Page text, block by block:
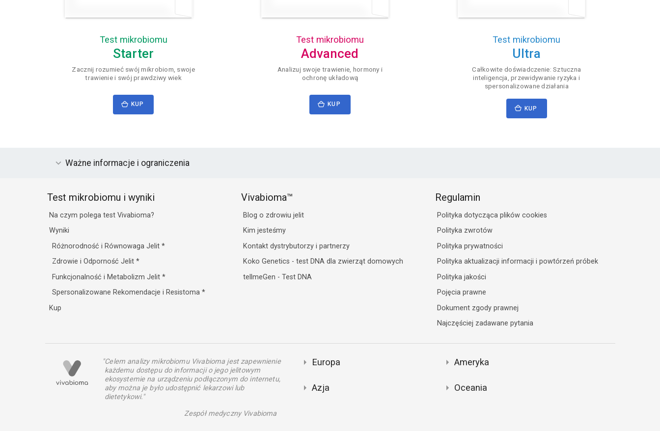
Test mikrobiomu
Starter
Zacznij rozumieć swój mikrobiom, swoje
trawienie i swój prawdziwy wiek
KUP
Test mikrobiomu
Advanced
Analizuj swoje trawienie, hormony i
ochronę układową
KUP
Test mikrobiomu
Ultra
Całkowite doświadczenie: Sztuczna
inteligencja, przewidywanie ryzyka i
spersonalizowane działania
KUP
Ważne informacje i ograniczenia
Test mikrobiomu i wyniki
Na czym polega test Vivabioma?
Wyniki
Różnorodność i Równowaga Jelit *
Zdrowie i Odporność Jelit *
Funkcjonalność i Metabolizm Jelit *
Spersonalizowane Rekomendacje i Resistoma *
Kup
Vivabioma™
Blog o zdrowiu jelit
Kim jesteśmy
Kontakt dystrybutorzy i partnerzy
Koko Genetics - test DNA dla zwierząt domowych
tellmeGen - Test DNA
Regulamin
Polityka dotycząca plików cookies
Polityka zwrotów
Polityka prywatności
Polityka aktualizacji informacji i powtórzeń próbek
Polityka jakości
Pojęcia prawne
Dokument zgody prawnej
Najczęściej zadawane pytania
"Celem analizy mikrobiomu Vivabioma jest zapewnienie
każdemu dostępu do informacji o jego jelitowym
ekosystemie na urządzeniu podłączonym do internetu,
aby można je było udostępnić lekarzowi lub
dietetykowi."
Zespół medyczny Vivabioma
Europa
Azja
Ameryka
Oceania